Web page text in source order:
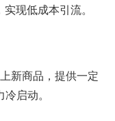
现低成本引流。
新商品，提供一定
启动。